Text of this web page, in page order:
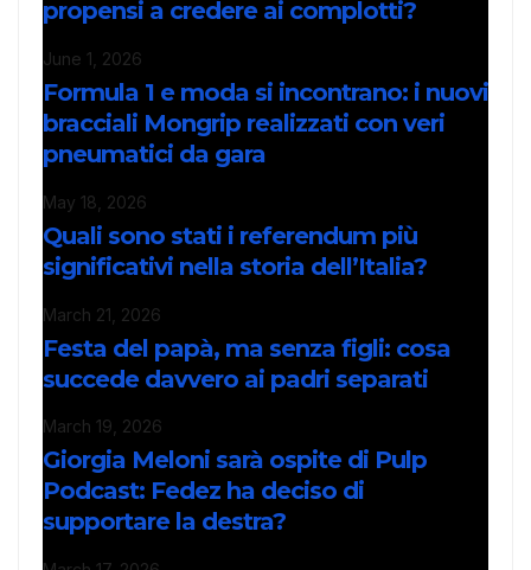
propensi a credere ai complotti?
June 1, 2026
Formula 1 e moda si incontrano: i nuovi
bracciali Mongrip realizzati con veri
pneumatici da gara
May 18, 2026
Quali sono stati i referendum più
significativi nella storia dell’Italia?
March 21, 2026
Festa del papà, ma senza figli: cosa
succede davvero ai padri separati
March 19, 2026
Giorgia Meloni sarà ospite di Pulp
Podcast: Fedez ha deciso di
supportare la destra?